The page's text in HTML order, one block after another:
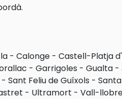
- Calonge - Castell-Platja
- Garrigoles - Gualta -
- Sant Feliu de Guíxols -
- Ultramort - Vall-